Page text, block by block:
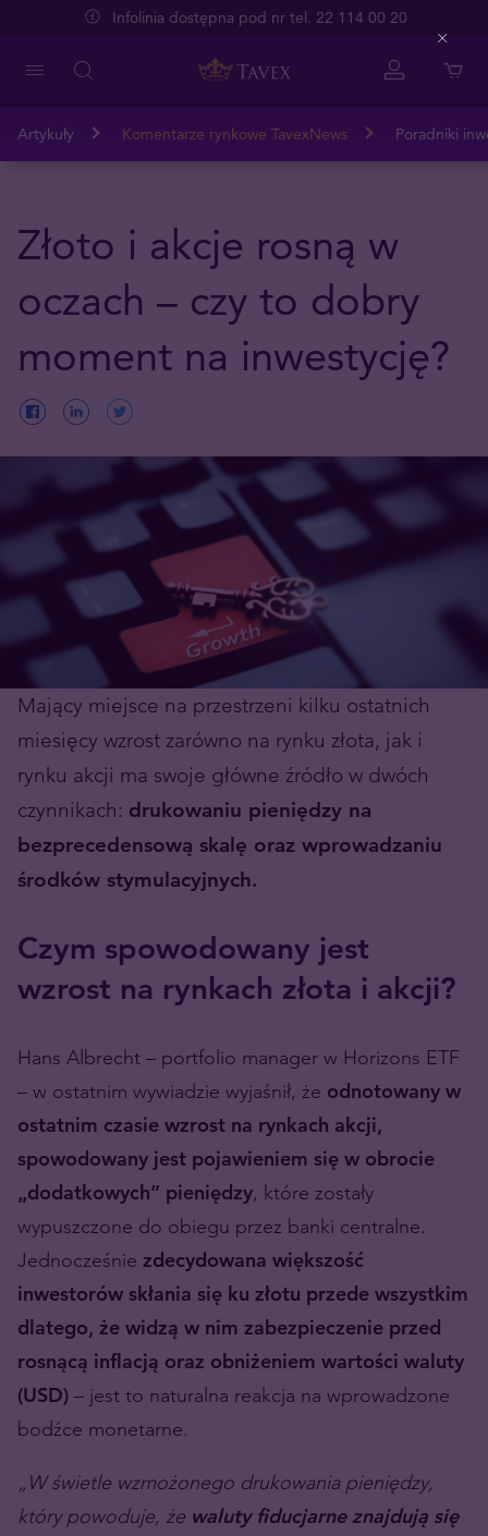
Infolinia dostępna pod nr tel. 22 114 00 20
Artykuły Komentarze rynkowe TavexNews Poradniki
Złoto i akcje rosną w
oczach – czy to dobry
moment na inwestycję?
Mający miejsce na przestrzeni kilku ostatnich
miesięcy wzrost zarówno na rynku złota, jak i
rynku akcji ma swoje główne źródło w dwóch
czynnikach: drukowaniu pieniędzy na
bezprecedensową skalę oraz wprowadzaniu
środków stymulacyjnych.
Czym spowodowany jest
wzrost na rynkach złota i akcji?
Hans Albrecht – portfolio manager w Horizons ETF
– w ostatnim wywiadzie wyjaśnił, że odnotowany w
ostatnim czasie wzrost na rynkach akcji,
spowodowany jest pojawieniem się w obrocie
„dodatkowych” pieniędzy, które zostały
wypuszczone do obiegu przez banki centralne.
Jednocześnie zdecydowana większość
inwestorów skłania się ku złotu przede wszystkim
dlatego, że widzą w nim zabezpieczenie przed
rosnącą inflacją oraz obniżeniem wartości waluty
(USD) – jest to naturalna reakcja na wprowadzone
bodźce monetarne.
„W świetle wzmożonego drukowania pieniędzy,
który powoduje, że waluty fiducjarne znajdują się
Close